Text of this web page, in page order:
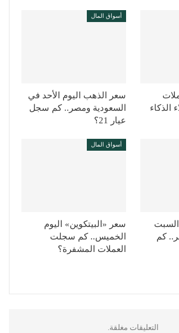
الذكاء
أسواق المال
سعر الذهب اليوم الأحد في
السعودية ومصر.. كم سجل
عيار 21؟
كم
أسواق المال
سعر «البيتكوين» اليوم
الخميس.. كم سجلت
العملات المشفرة؟
التعليقات مغلقة.